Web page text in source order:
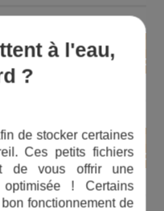
8609504
0
vue
8609528
4
Voir la
vue
à l'eau,
?
de stocker certaines
Ces petits fichiers
de vous offrir une
! Certains
fonctionnement de